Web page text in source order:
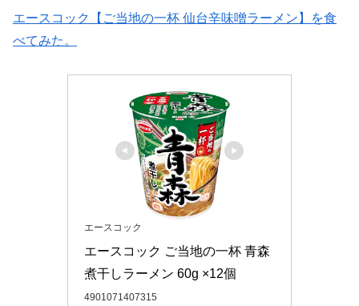
エースコック【ご当地の一杯 仙台辛味噌ラーメン】を食
べてみた。
エースコック
エースコック ご当地の一杯 青森
煮干しラーメン 60g ×12個
4901071407315